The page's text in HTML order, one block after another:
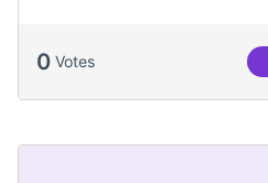
0 Votes